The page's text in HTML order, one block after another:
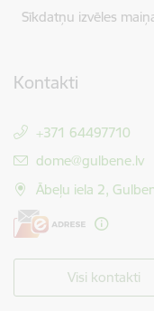
Sīkdatņu izvēles
Kontakti
+371 64497710
E-pasts:
dome@gulbene.lv
Ābeļu iela 2,
Visi kontakti